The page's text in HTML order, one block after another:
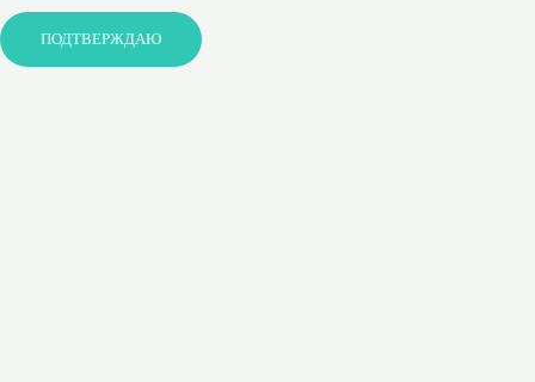
ПОДТВЕРЖДАЮ